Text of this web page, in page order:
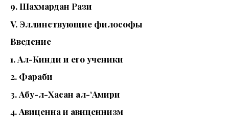
9. Шахмардан Рази
V. Эллинствующие философы
Введение
1. Ал-Кинди и его ученики
2. Фараби
3. Абу-л-Хасан ал-‘Амири
4. Авиценна и авиценнизм